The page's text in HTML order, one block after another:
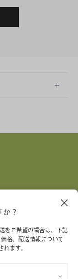
可能な企業を築
？
をご希望の場合は、下記
格、配送情報について
ます。